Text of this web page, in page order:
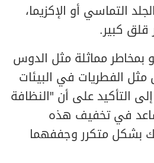
التماسي أو الإكزيما،
كبير.
بمخاطر مماثلة مثل الدوس
الفطريات في البيئات
إلى التأكيد على أن "النظافة
في تخفيف هذه
بشكل متكرر وجففهما